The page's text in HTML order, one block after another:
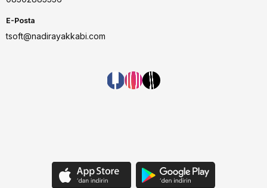
E-Posta
tsoft@nadirayakkabi.com